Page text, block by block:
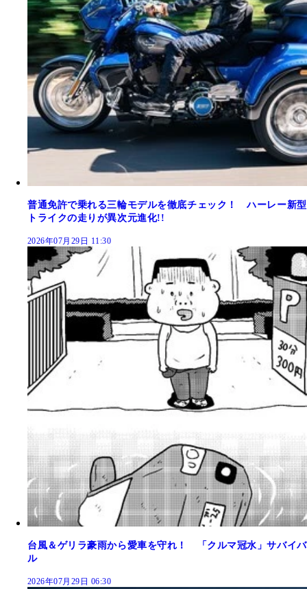
普通免許で乗れる三輪モデルを徹底チェック！ ハーレー新型
トライクの走りが異次元進化!!
2026年07月29日 11:30
台風＆ゲリラ豪雨から愛車を守れ！ 「クルマ冠水」サバイバ
ル
2026年07月29日 06:30